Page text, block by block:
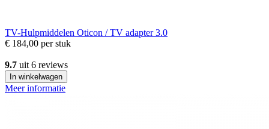
TV-Hulpmiddelen Oticon / TV adapter 3.0
€ 184,00 per stuk
9.7 uit 6 reviews
In winkelwagen
Meer informatie